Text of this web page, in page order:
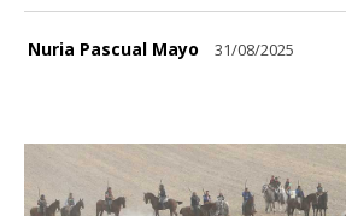
Nuria Pascual Mayo 31/08/2025